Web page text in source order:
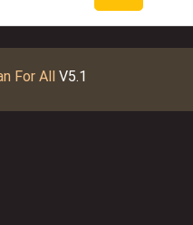
For AllV5.1